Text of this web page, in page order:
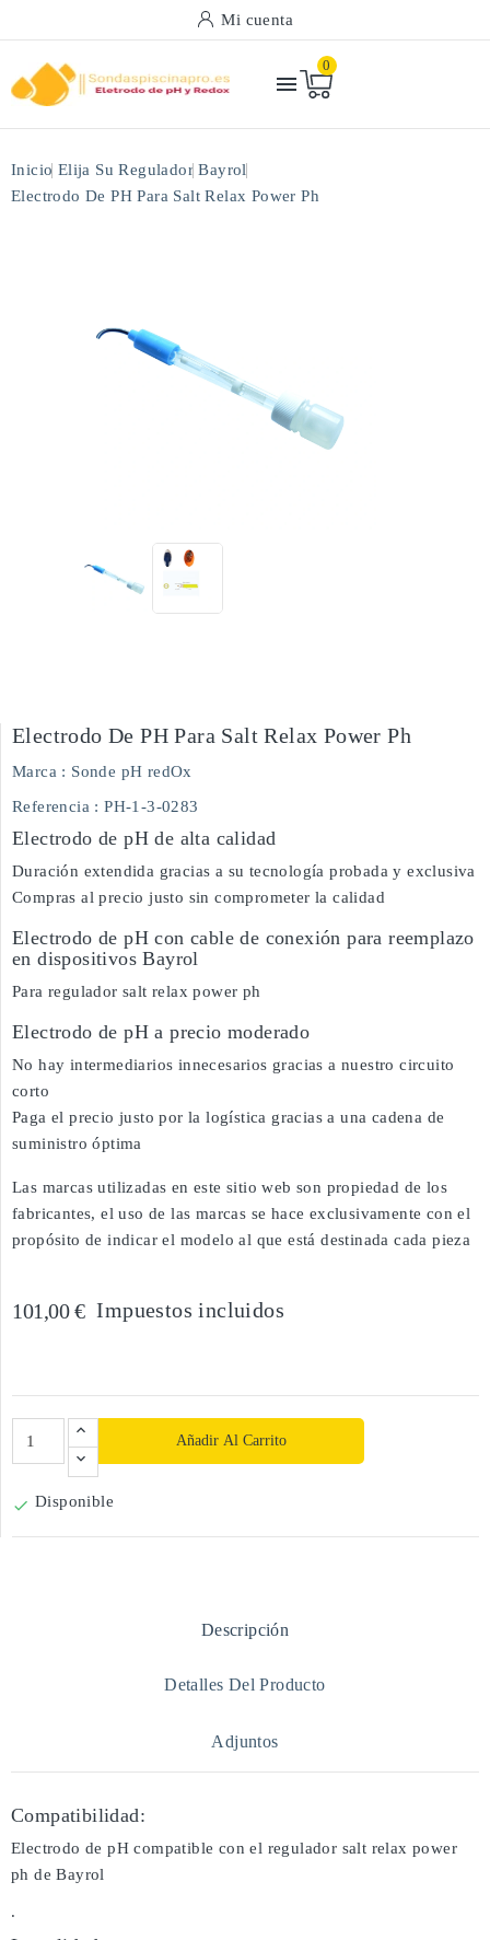
Mi cuenta

0
Inicio Elija Su Regulador Bayrol
Electrodo De PH Para Salt Relax Power Ph
Electrodo De PH Para Salt Relax Power Ph
Marca : Sonde pH redOx
Referencia : PH-1-3-0283
Electrodo de pH de alta calidad
Duración extendida gracias a su tecnología probada y exclusiva
Compras al precio justo sin comprometer la calidad
Electrodo de pH con cable de conexión para reemplazo
en dispositivos Bayrol
Para regulador salt relax power ph
Electrodo de pH a precio moderado
No hay intermediarios innecesarios gracias a nuestro circuito
corto
Paga el precio justo por la logística gracias a una cadena de
suministro óptima
Las marcas utilizadas en este sitio web son propiedad de los
fabricantes, el uso de las marcas se hace exclusivamente con el
propósito de indicar el modelo al que está destinada cada pieza
101,00 € Impuestos incluidos
Añadir Al Carrito
 Disponible
Descripción
Detalles Del Producto
Adjuntos
Compatibilidad:
Electrodo de pH compatible con el regulador salt relax power
ph de Bayrol
.